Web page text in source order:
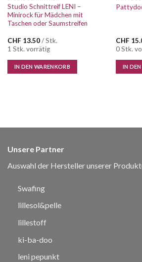
Studio Schnittreif LENI –
Minirock für Mädchen mit
Taschen oder Saumstreifen
CHF 13.50/ Stk.
1 Stk. vorrätig
IN DEN WARENKORB
CHF
0 Stk.
IN
Unsere Partner
Auswahl der Hersteller unserer
Swafing
lillesol&pelle
lillestoff
ki-ba-doo
leni pepunkt